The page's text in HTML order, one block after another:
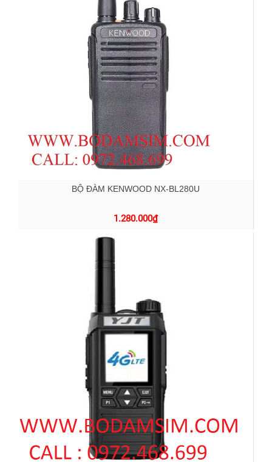
BỘ ĐÀM KENWOOD NX-BL280U
1.280.000₫